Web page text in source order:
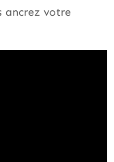
ancrez votre